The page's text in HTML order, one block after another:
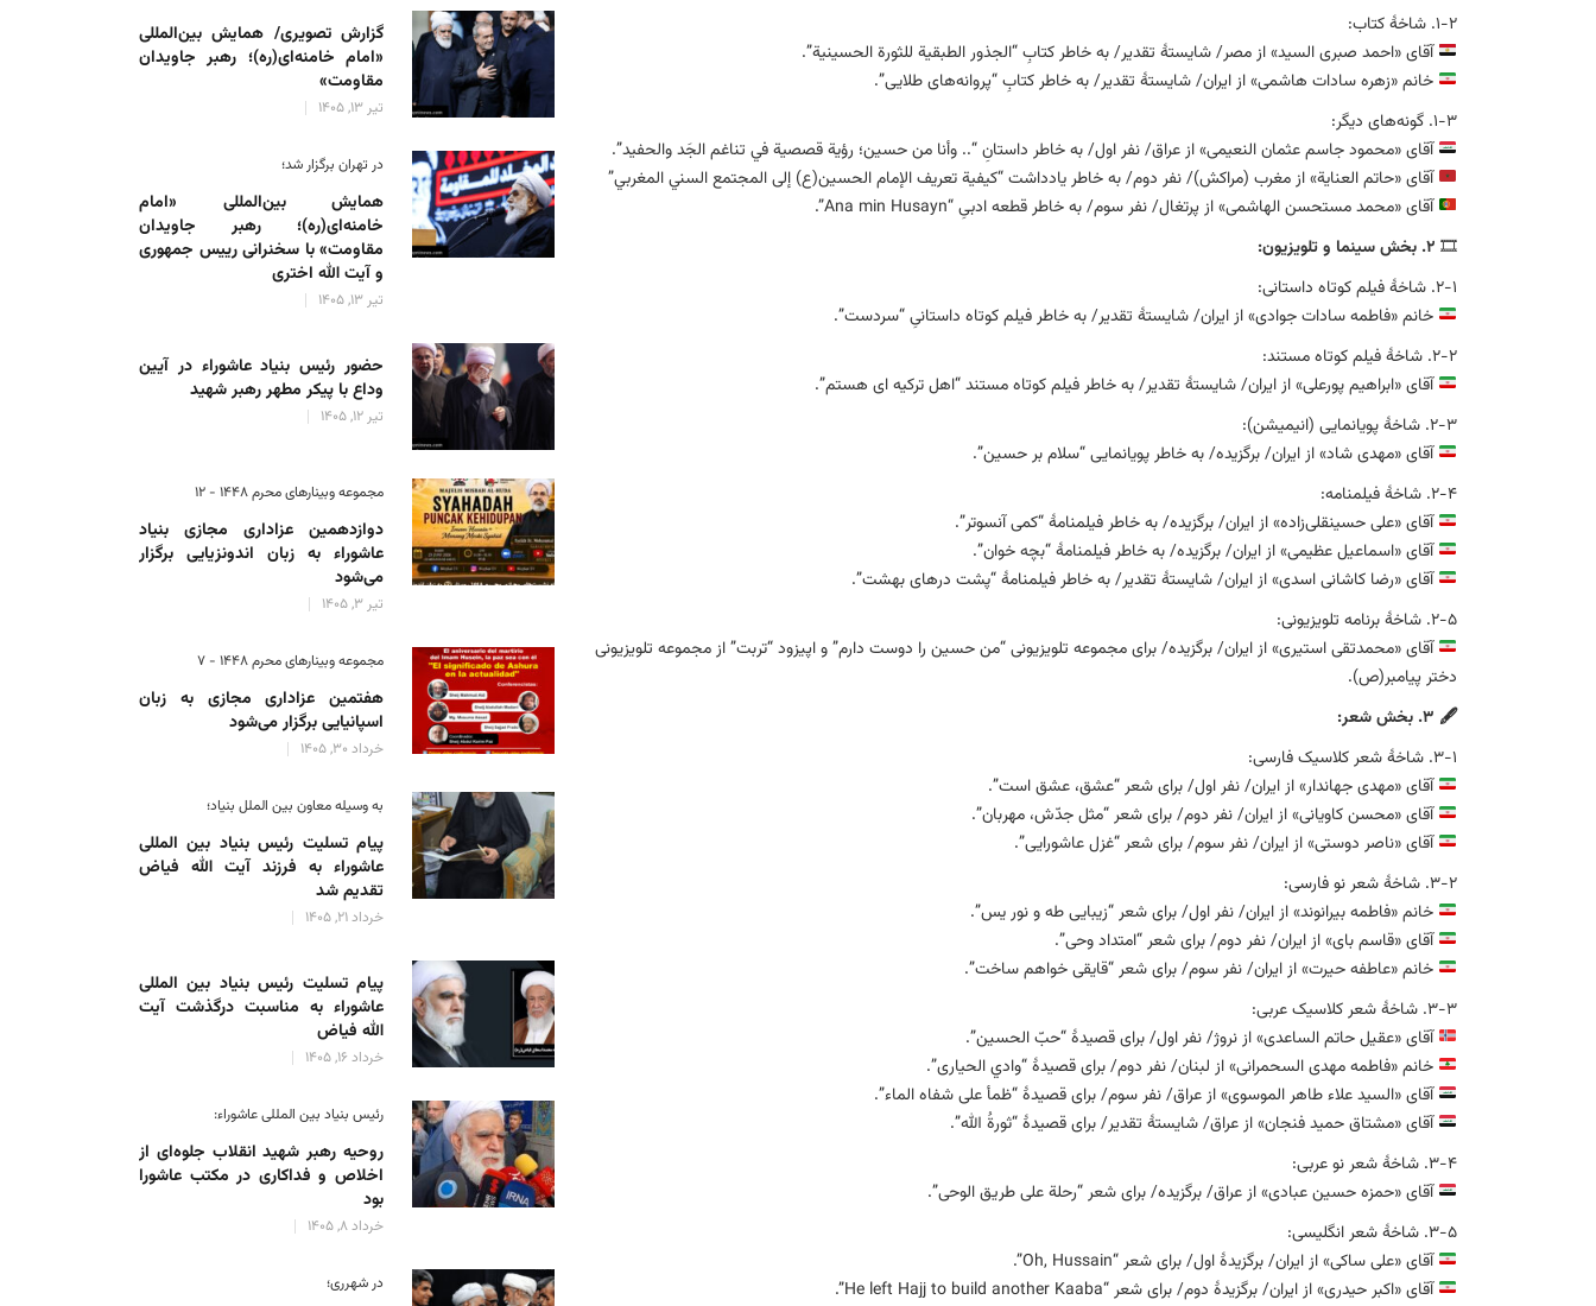
۱-۲. شاخهٔ کتاب:
آقای «احمد صبری السید» از مصر/ شایستهٔ تقدیر/ به خاطر کتابِ “الجذور الطبقیة للثورة الحسینیة”.
خانم «زهره سادات هاشمی» از ایران/ شایستهٔ تقدیر/ به خاطر کتابِ “پروانه‌های طلایی”.
۱-۳. گونه‌های دیگر:
آقای «محمود جاسم عثمان النعیمی» از عراق/ نفر اول/ به خاطر داستانِ “.. وأنا من حسين؛ رؤية قصصية في تناغم الجَد والحفيد”.
آقای «حاتم العنایة» از مغرب (مراکش)/ نفر دوم/ به خاطر یادداشت “کيفية تعريف الإمام الحسين(ع) إلى المجتمع السني المغربي”
آقای «محمد مستحسن الهاشمی» از پرتغال/ نفر سوم/ به خاطر قطعه ادبیِ “Ana min Husayn”.
🎞
۲-۱. شاخهٔ فیلم کوتاه داستانی:
خانم «فاطمه سادات جوادی» از ایران/ شایستهٔ تقدیر/ به خاطر فیلم کوتاه داستانیِ “سردست”.
۲-۲. شاخهٔ فیلم کوتاه مستند:
آقای «ابراهیم پورعلی» از ایران/ شایستهٔ تقدیر/ به خاطر فیلم کوتاه مستند “اهل ترکیه ‏ای هستم”.
۲-۳. شاخهٔ پویانمایی (انیمیشن):
آقای «مهدی شاد» از ایران/ برگزیده/ به خاطر پویانمایی “سلام بر حسین”.
۲-۴. شاخهٔ فیلمنامه:
آقای «علی حسینقلی‌زاده» از ایران/ برگزیده/ به خاطر فیلمنامهٔ “کمی آنسوتر”.
آقای «اسماعیل عظیمی» از ایران/ برگزیده/ به خاطر فیلمنامهٔ “بچه خوان”.
آقای «رضا کاشانی اسدی» از ایران/ شایستهٔ تقدیر/ به خاطر فیلمنامهٔ “پشت درهای بهشت”.
۲-۵. شاخهٔ برنامه تلویزیونی:
آقای «محمدتقی استیری» از ایران/ برگزیده/ برای مجموعه تلویزیونی “من حسین را دوست دارم” و اپیزود “تربت” از مجموعه تلویزیونی
دختر پیامبر(ص).
🖋 ۳. بخش شعر:
۳-۱. شاخهٔ شعر کلاسیک فارسی:
آقای «مهدی جهاندار» از ایران/ نفر اول/ برای شعر “عشق، عشق است”.
آقای «محسن کاویانی» از ایران/ نفر دوم/ برای شعر “مثل جدّش، مهربان”.
آقای «ناصر دوستی» از ایران/ نفر سوم/ برای شعر “غزل عاشورایی”.
۳-۲. شاخهٔ شعر نو فارسی:
خانم «فاطمه بیرانوند» از ایران/ نفر اول/ برای شعر “زیبایی طه و نور یس”.
آقای «قاسم بای» از ایران/ نفر دوم/ برای شعر “امتداد وحی”.
خانم «عاطفه حیرت» از ایران/ نفر سوم/ برای شعر “قایقی خواهم ساخت”.
۳-۳. شاخهٔ شعر کلاسیک عربی:
آقای «عقیل حاتم الساعدی» از نروژ/ نفر اول/ برای قصیدهٔ “حبّ الحسین”.
خانم «فاطمه مهدی السحمرانی» از لبنان/ نفر دوم/ برای قصیدهٔ “وادي الحیاری”.
آقای «السید علاء طاهر الموسوی» از عراق/ نفر سوم/ برای قصیدهٔ “ظمأ علی شفاه الماء”.
آقای «مشتاق حمید فنجان» از عراق/ شایستهٔ تقدیر/ برای قصیدهٔ “ثورةُ الله”.
۳-۴. شاخهٔ شعر نو عربی:
آقای «حمزه حسین عبادی» از عراق/ برگزیده/ برای شعر “رحلة علی طریق الوحی”.
۳-۵. شاخهٔ شعر انگلیسی:
آقای «علی ساکی» از ایران/ برگزیدهٔ اول/ برای شعر “Oh, Hussain”.
آقای «اکبر حیدری» از ایران/ برگزیدهٔ دوم/ برای شعر “He left Hajj to build another Kaaba”.
گزارش تصویری/ همایش بین‌المللی
«امام خامنه‌ای(ره)؛ رهبر جاویدان
مقاومت»
تیر 13, 1405
در تهران برگزار شد؛
همایش بین‌المللی «امام
خامنه‌ای(ره)؛ رهبر جاویدان
مقاومت» با سخنرانی رییس جمهوری
و آیت الله اختری
تیر 13, 1405
حضور رئیس‌ بنیاد عاشوراء در آیین
وداع با پیکر مطهر رهبر شهید
تیر 12, 1405
مجموعه وبینارهای محرم 1448 - 12
دوازدهمین عزاداری مجازی بنیاد
عاشوراء به زبان اندونزیایی برگزار
می‌شود
تیر 3, 1405
مجموعه وبینارهای محرم 1448 - 7
هفتمین عزاداری مجازی به زبان
اسپانیایی برگزار می‌شود
خرداد 30, 1405
به وسیله معاون بین الملل بنیاد؛
پیام تسلیت رئیس بنیاد بین المللی
عاشوراء به فرزند آیت الله فیاض
تقدیم شد
خرداد 21, 1405
پیام تسلیت رئیس بنیاد بین المللی
عاشوراء به مناسبت درگذشت آیت
الله فیاض
خرداد 16, 1405
رئیس بنیاد بین المللی عاشوراء:
روحیه رهبر شهید انقلاب جلوه‌ای از
اخلاص و فداکاری در مکتب عاشورا
بود
خرداد 8, 1405
در شهرری؛